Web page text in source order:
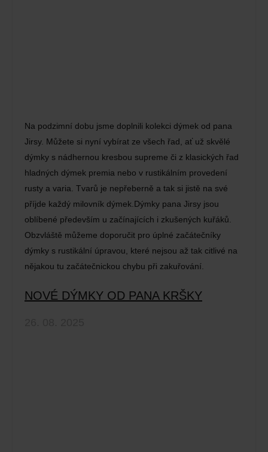
Na podzimní dobu jsme doplnili kolekci dýmek od pana
Jirsy. Můžete si nyní vybírat ze všech řad, ať už skvělé
dýmky s nádhernou kresbou supreme či z klasických řad
hladných dýmek premia nebo v rustikálním provedení
rusty a varia. Tvarů je nepřeberně a tak si jistě na své
příjde každý milovník dýmek.Dýmky pana Jirsy jsou
oblíbené především u začínajících i zkušených kuřáků.
Obzvláště můžeme doporučit pro úplné začátečníky
dýmky s rustikální úpravou, které nejsou až tak citlivé na
nějakou tu začátečnickou chybu při zakuřování.
NOVÉ DÝMKY OD PANA KRŠKY